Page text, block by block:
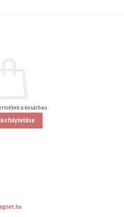
a kosárban.
folytatása